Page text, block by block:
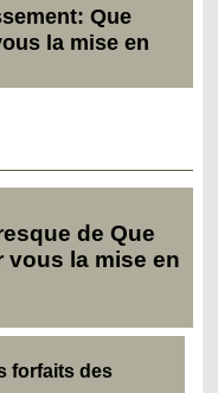
Que
la mise en
de Que
la mise en
forfaits des